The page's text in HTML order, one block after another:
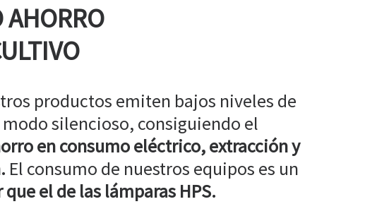
AHORRO
productos emiten bajos niveles de
silencioso, consiguiendo el
en consumo eléctrico, extracción y
El consumo de nuestros equipos es un
el de las lámparas HPS.